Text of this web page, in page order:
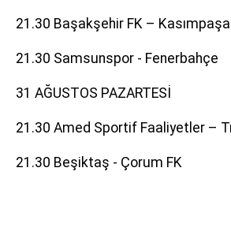
21.30 Başakşehir FK – Kasımpaşa
21.30 Samsunspor - Fenerbahçe
31 AĞUSTOS PAZARTESİ
21.30 Amed Sportif Faaliyetler –
21.30 Beşiktaş - Çorum FK